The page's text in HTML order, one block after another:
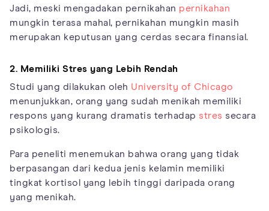
Jadi, meski mengadakan pernikahan pernikahan
mungkin terasa mahal, pernikahan mungkin masih
merupakan keputusan yang cerdas secara finansial.
2. Memiliki Stres yang Lebih Rendah
Studi yang dilakukan oleh University of Chicago
menunjukkan, orang yang sudah menikah memiliki
respons yang kurang dramatis terhadap stres secara
psikologis.
Para peneliti menemukan bahwa orang yang tidak
berpasangan dari kedua jenis kelamin memiliki
tingkat kortisol yang lebih tinggi daripada orang
yang menikah.